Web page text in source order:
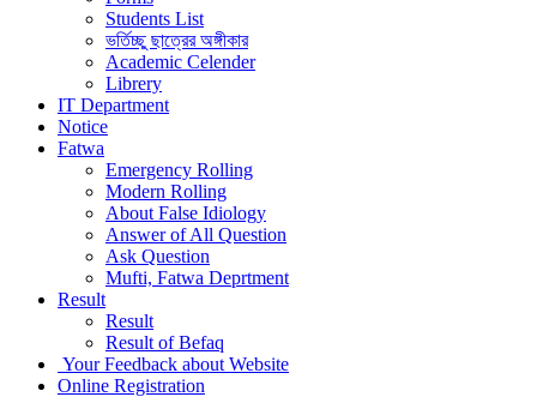
Students List
ভর্তিচ্ছু ছাত্রের অঙ্গীকার
Academic Celender
Librery
IT Department
Notice
Fatwa
Emergency Rolling
Modern Rolling
About False Idiology
Answer of All Question
Ask Question
Mufti, Fatwa Deprtment
Result
Result
Result of Befaq
Your Feedback about Website
Online Registration